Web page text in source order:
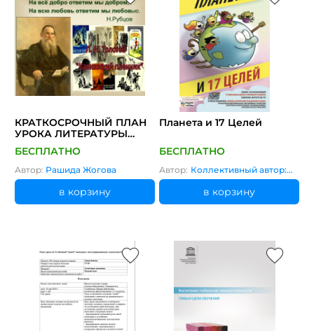
КРАТКОСРОЧНЫЙ ПЛАН
УРОКА ЛИТЕРАТУРЫ
"НРАВСТВЕННЫЕ УРОКИ
РАССКАЗА Л.Н. ТОЛСТОГО
"КАВКАЗСКИЙ ПЛЕННИК"
С ИНТЕГРИРОВАННЫМИ
ЭЛЕМЕНТАМИ ОУР
БЕСПЛАТНО
Автор: Рашида Жогова
в корзину
Планета и 17 Целей
БЕСПЛАТНО
Автор: Коллективный автор:
ЮНЕСКО
в корзину